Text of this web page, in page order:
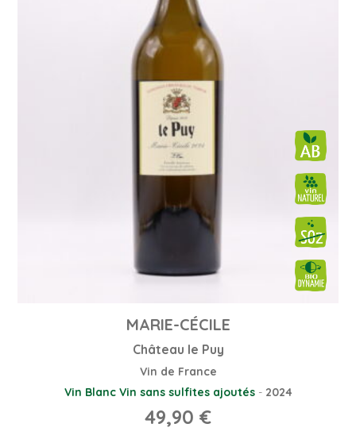
MARIE-CÉCILE
Château le Puy
Vin de France
Vin Blanc Vin sans sulfites ajoutés- 2024
49,90 €